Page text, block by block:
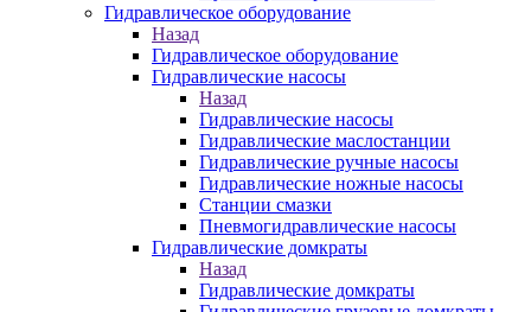
Гидравлическое оборудование
Назад
Гидравлическое оборудование
Гидравлические насосы
Назад
Гидравлические насосы
Гидравлические маслостанции
Гидравлические ручные насосы
Гидравлические ножные насосы
Станции смазки
Пневмогидравлические насосы
Гидравлические домкраты
Назад
Гидравлические домкраты